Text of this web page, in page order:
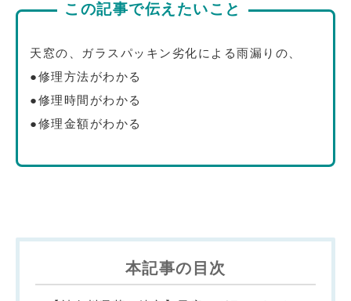
この記事で伝えたいこと
天窓の、ガラスパッキン劣化による雨漏りの、
●修理方法がわかる
●修理時間がわかる
●修理金額がわかる
本記事の目次